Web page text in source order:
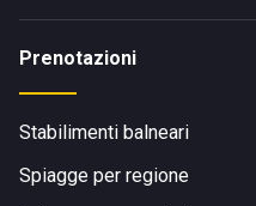
Prenotazioni
Stabilimenti balneari
Spiagge per regione